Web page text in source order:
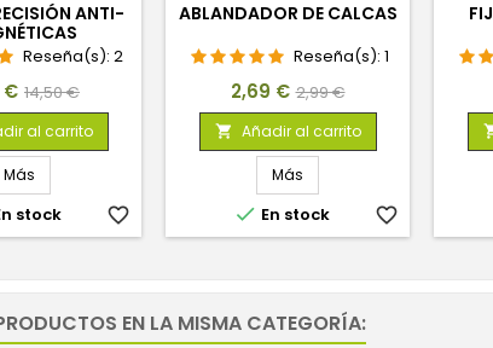
ANTI-
Reseña(s): 2
€ Precio
base
14,50 €
al carrito
Más
stock favorite_border
ABLANDADOR DE CALCAS
Reseña(s): 1
Precio
2,69 € Precio
base
2,99 €
 Añadir al carrito
Más
 En stock favorite_border
EN LA MISMA CATEGORÍA: